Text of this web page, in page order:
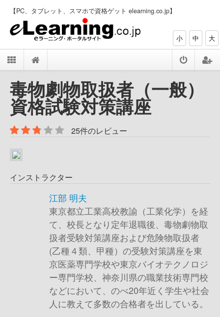
【PC、タブレット、スマホで資格ゲット elearning.co.jp】
小 中 大
毒物劇物取扱者（一般）
資格試験対策講座
25件のレビュー
インストラクター
江部 明夫
東京都立工業高校教諭（工業化学）を経
て、校長となり定年退職後、毒物劇物取
扱者受験対策講座および危険物取扱者
(乙種４類、甲種）の受験対策講座を東
京医薬専門学校や東京バイオテクノロジ
ー専門学校、神奈川県の職業技術専門校
などにおいて、のべ20年近く学生や社会
人に教えて多数の合格者を出している。